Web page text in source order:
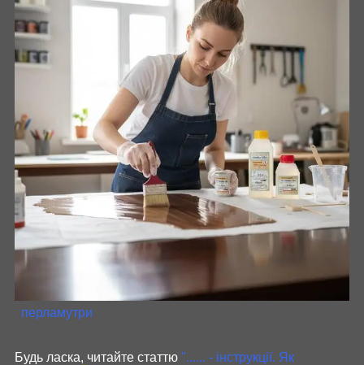
перламутри
Будь ласка, читайте статтю "...... - інструкції. Як